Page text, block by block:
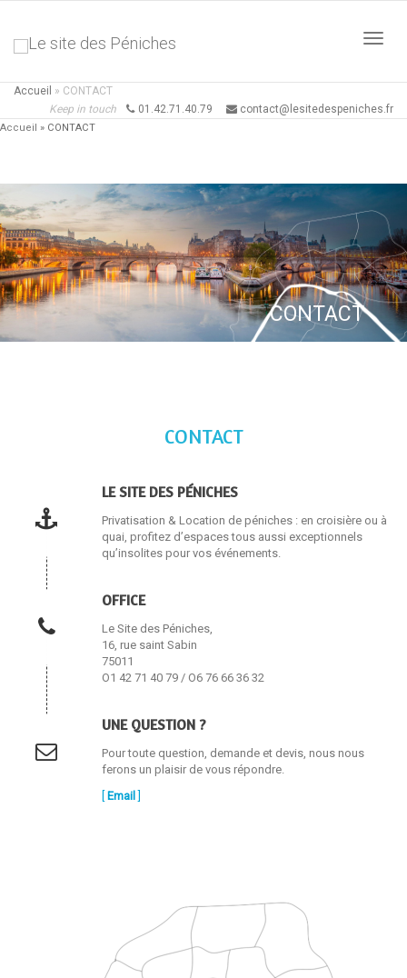
Accueil » CONTACT
Keep in touch
01.42.71.40.79 contact@lesitedespeniches.fr
Accueil » CONTACT
CONTACT
CONTACT
LE SITE DES PÉNICHES
Privatisation & Location de péniches : en croisière ou à
quai, profitez d’espaces tous aussi exceptionnels
qu’insolites pour vos événements.
OFFICE
Le Site des Péniches,
16, rue saint Sabin
75011
O1 42 71 40 79 / O6 76 66 36 32
UNE QUESTION ?
Pour toute question, demande et devis, nous nous
ferons un plaisir de vous répondre.
Email